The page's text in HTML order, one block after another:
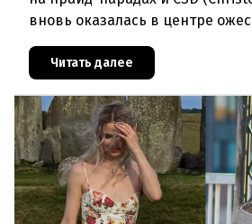
вновь оказалась в центре
То, что для многих
является выражением
Читать далее